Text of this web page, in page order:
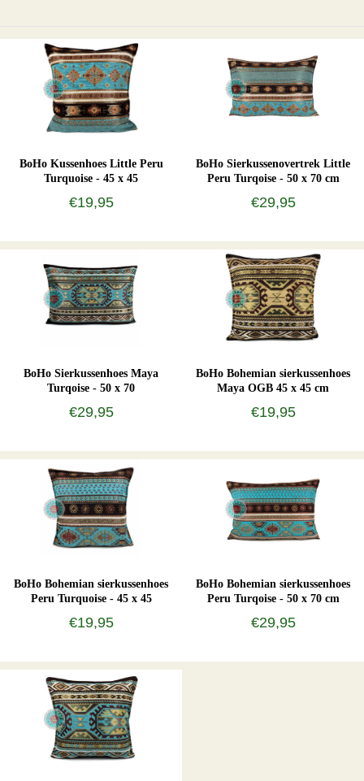
BoHo Kussenhoes Little Peru
Turquoise - 45 x 45
€19,95
BoHo Sierkussenovertrek Little
Peru Turqoise - 50 x 70 cm
€29,95
BoHo Sierkussenhoes Maya
Turqoise - 50 x 70
€29,95
BoHo Bohemian sierkussenhoes
Maya OGB 45 x 45 cm
€19,95
BoHo Bohemian sierkussenhoes
Peru Turquoise - 45 x 45
€19,95
BoHo Bohemian sierkussenhoes
Peru Turqoise - 50 x 70 cm
€29,95